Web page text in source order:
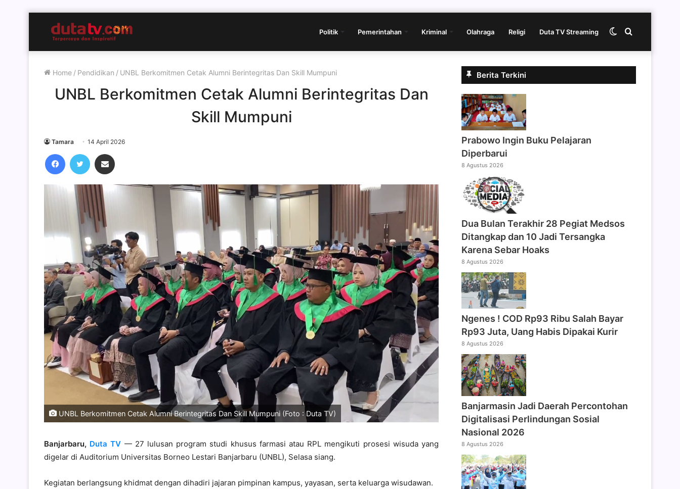
Politik Pemerintahan Kriminal Olahraga Religi Duta TV Streaming Cari
Switch
Home / Pendidikan / UNBL Berkomitmen Cetak Alumni Berintegritas Dan Skill Mumpuni
UNBL Berkomitmen Cetak Alumni Berintegritas Dan
Skill Mumpuni
Tamara 14 April 2026
FacebookTwitter
UNBL Berkomitmen Cetak Alumni Berintegritas Dan Skill Mumpuni (Foto : Duta TV)
Banjarbaru, Duta TV — 27 lulusan program studi khusus farmasi atau RPL mengikuti prosesi wisuda yang
digelar di Auditorium Universitas Borneo Lestari Banjarbaru (UNBL), Selasa siang.
Kegiatan berlangsung khidmat dengan dihadiri jajaran pimpinan kampus, yayasan, serta keluarga wisudawan.
Berita Terkini
Prabowo Ingin Buku Pelajaran
Diperbarui
8 Agustus 2026
Dua Bulan Terakhir 28 Pegiat Medsos
Ditangkap dan 10 Jadi Tersangka
Karena Sebar Hoaks
8 Agustus 2026
Ngenes ! COD Rp93 Ribu Salah Bayar
Rp93 Juta, Uang Habis Dipakai Kurir
8 Agustus 2026
Banjarmasin Jadi Daerah Percontohan
Digitalisasi Perlindungan Sosial
Nasional 2026
8 Agustus 2026